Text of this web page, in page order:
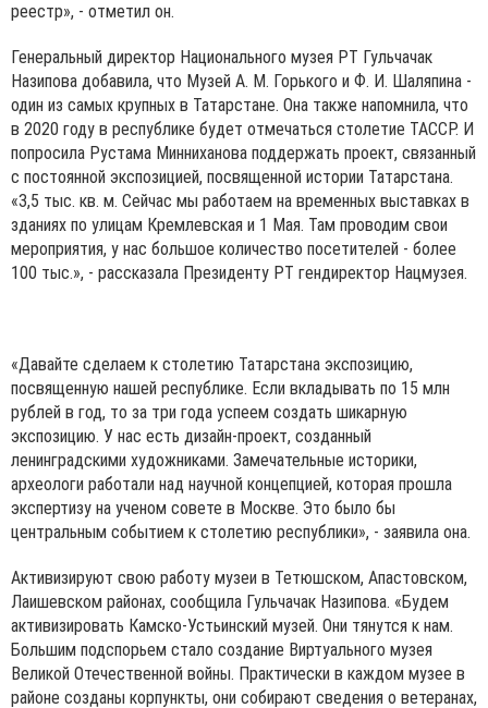
реестр», - отметил он.
Генеральный директор Национального музея РТ Гульчачак
Назипова добавила, что Музей А. М. Горького и Ф. И. Шаляпина -
один из самых крупных в Татарстане. Она также напомнила, что
в 2020 году в республике будет отмечаться столетие ТАССР. И
попросила Рустама Минниханова поддержать проект, связанный
с постоянной экспозицией, посвященной истории Татарстана.
«3,5 тыс. кв. м. Сейчас мы работаем на временных выставках в
зданиях по улицам Кремлевская и 1 Мая. Там проводим свои
мероприятия, у нас большое количество посетителей - более
100 тыс.», - рассказала Президенту РТ гендиректор Нацмузея.
«Давайте сделаем к столетию Татарстана экспозицию,
посвященную нашей республике. Если вкладывать по 15 млн
рублей в год, то за три года успеем создать шикарную
экспозицию. У нас есть дизайн-проект, созданный
ленинградскими художниками. Замечательные историки,
археологи работали над научной концепцией, которая прошла
экспертизу на ученом совете в Москве. Это было бы
центральным событием к столетию республики», - заявила она.
Активизируют свою работу музеи в Тетюшском, Апастовском,
Лаишевском районах, сообщила Гульчачак Назипова. «Будем
активизировать Камско-Устьинский музей. Они тянутся к нам.
Большим подспорьем стало создание Виртуального музея
Великой Отечественной войны. Практически в каждом музее в
районе созданы корпункты, они собирают сведения о ветеранах,